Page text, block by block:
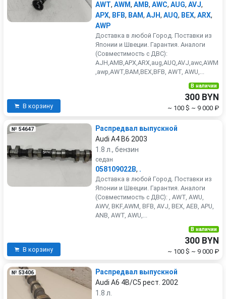
AWT, AWM, AMB, AWC, AUG, AVJ,
APX, BFB, BAM, AJH, AUQ, BEX, ARX,
AWP
Доставка в любой Город. Поставки из
Японии и Швеции. Гарантия. Аналоги
(Совместимость с ДВС):
AJH,AMB,APX,ARX,aug,AUQ,AVJ,awc,AWM
,awp,AWT,BAM,BEX,BFB, AWT, AWU,...
В корзину
В наличии
300 BYN
~ 100 $ ~ 9 000 ₽
№ 54647
Распредвал выпускной
Audi A4 B6 2003
1.8 л., бензин
седан
058109022B, .
Доставка в любой Город. Поставки из
Японии и Швеции. Гарантия. Аналоги
(Совместимость с ДВС): , AWT, AWU,
AWV, BKF,AWM, BFB, AVJ, BEX, AEB, APU,
ANB, AWT, AWU,...
В корзину
В наличии
300 BYN
~ 100 $ ~ 9 000 ₽
№ 53406
Распредвал выпускной
Audi A6 4B/C5 рест. 2002
1.8 л.